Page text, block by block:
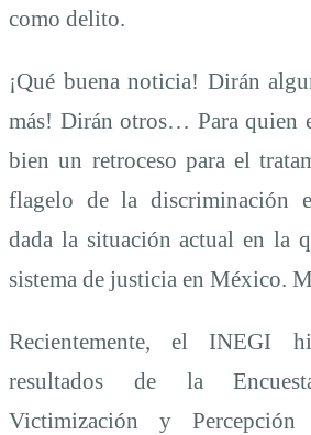
como delito.
¡Qué buena noticia! Dirán
más! Dirán otros… Para quien
bien un retroceso para el
flagelo de la discriminación
dada la situación actual en la
sistema de justicia en México.
Recientemente, el INEGI
resultados de la
Victimización y Percepción